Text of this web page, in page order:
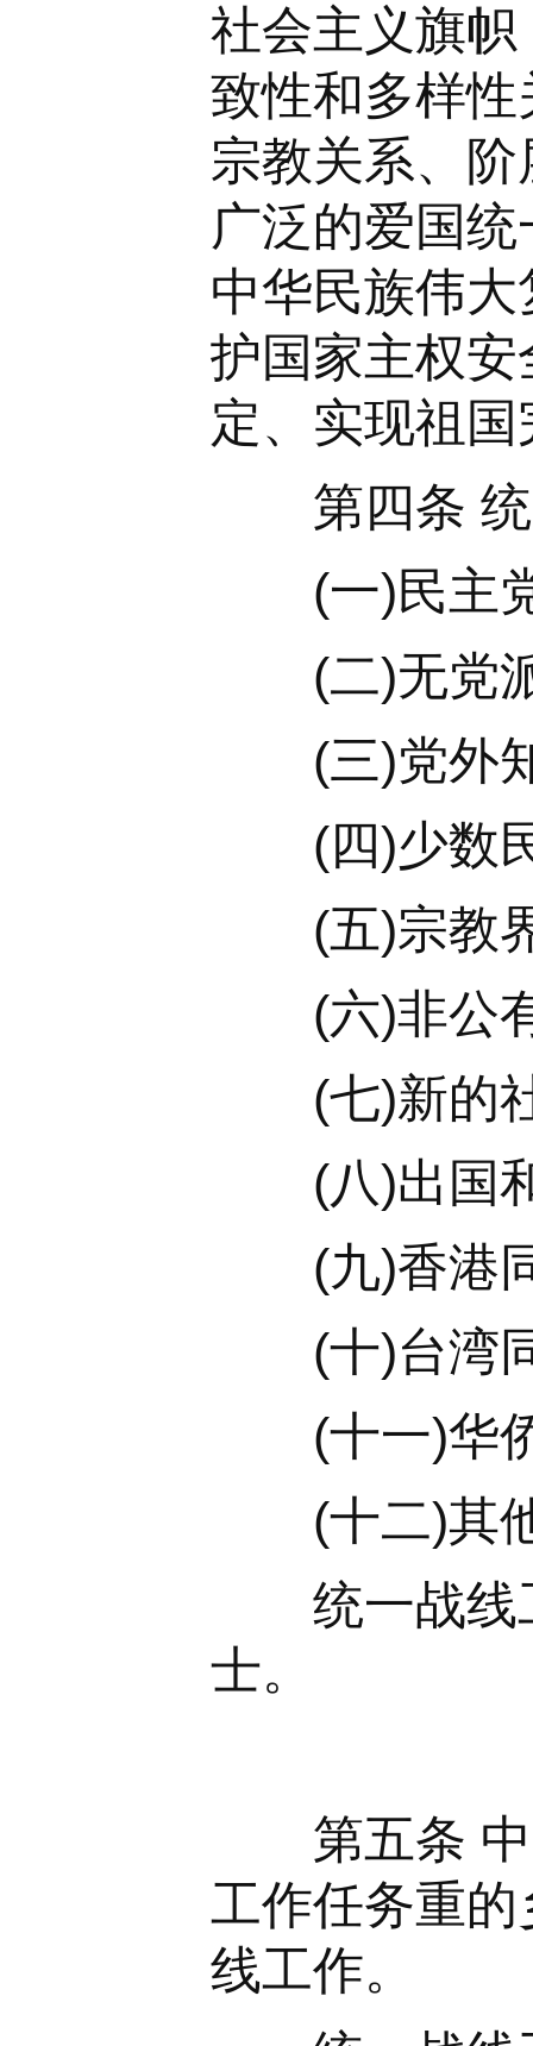
社会主义旗
致性和多样
宗教关系、
广泛的爱国
中华民族伟
护国家主权
定、实现祖
第四条 统
(一)民主
(二)无党
(三)党外
(四)少数
(五)宗教
(六)非公有
(七)新的社
(八)出国和
(九)香港同
(十)台湾同
(十一)华侨
(十二)其他
统一战线工
士。
第五条 中
工作任务重
线工作。